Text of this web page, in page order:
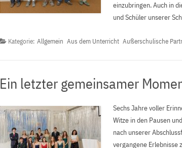
einzubringen. Auch in
und Schüler unserer
Kategorie: Allgemein Aus dem Unterricht Außerschulische
Ein letzter gemeinsamer
Sechs Jahre voller
Witze in den Pausen
nach unserer
vergangene Erlebnisse